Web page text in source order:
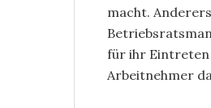
macht.
für ihr Eintreten
Arbeitnehmer